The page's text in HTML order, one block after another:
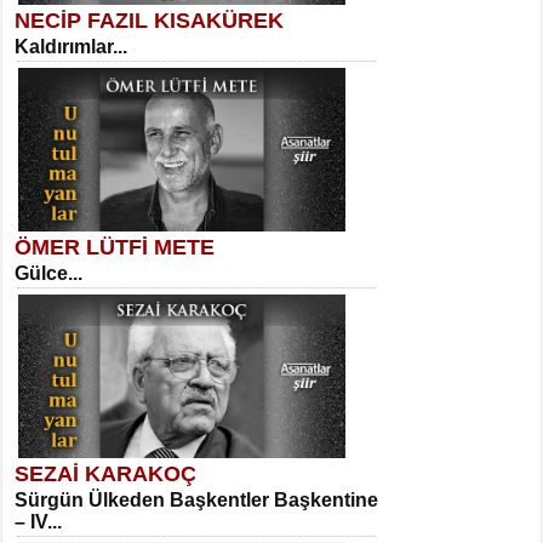
SELAHATTİN YILDIZ
İnsanın Zindanı...
MEHMET TAŞTAN
Vagon’da Bir Şairle...
SITKI CANEY
Oruçla Devrim ve Özgürlüğe…...
Kadir Ünal
Ayağıma Dolanan Yokuş...
Mehmet Çoban
Elmira...
Suavi Kemal Yazgıç
NECİP FAZIL KISAKÜREK
Kaldırımlar...
ÖMER LÜTFİ METE
Gülce...
SEZAİ KARAKOÇ
Sürgün Ülkeden Başkentler Başkentine
– IV...